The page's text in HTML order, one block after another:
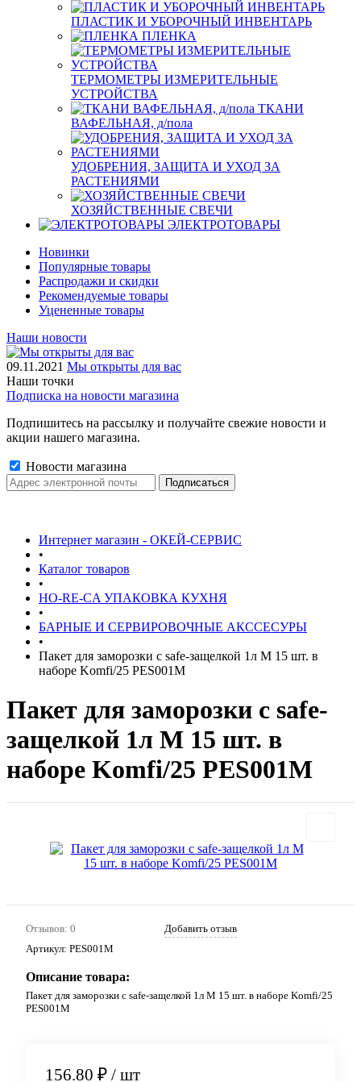
ПЛАСТИК И УБОРОЧНЫЙ ИНВЕНТАРЬ
ПЛЕНКА
ТЕРМОМЕТРЫ ИЗМЕРИТЕЛЬНЫЕ
УСТРОЙСТВА
ТКАНИ
ВАФЕЛЬНАЯ, д/пола
УДОБРЕНИЯ, ЗАЩИТА И УХОД ЗА
РАСТЕНИЯМИ
ХОЗЯЙСТВЕННЫЕ СВЕЧИ
ЭЛЕКТРОТОВАРЫ
Новинки
Популярные товары
Распродажи и скидки
Рекомендуемые товары
Уцененные товары
Наши новости
09.11.2021 Мы открыты для вас
Наши точки
Подписка на новости магазина
Подпишитесь на рассылку и получайте свежие новости и
акции нашего магазина.
Новости магазина
Интернет магазин - ОКЕЙ-СЕРВИС
•
Каталог товаров
•
HO-RE-CA УПАКОВКА КУХНЯ
•
БАРНЫЕ И СЕРВИРОВОЧНЫЕ АКССЕСУРЫ
•
Пакет для заморозки с safe-защелкой 1л М 15 шт. в
наборе Komfi/25 PES001M
Пакет для заморозки с safe-
защелкой 1л М 15 шт. в
наборе Komfi/25 PES001M
Отзывов: 0
Добавить отзыв
Артикул: PES001M
Описание товара:
Пакет для заморозки с safe-защелкой 1л М 15 шт. в наборе Komfi/25
PES001M
156.80 ₽ / шт